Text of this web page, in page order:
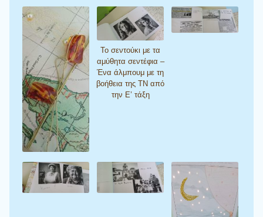
Το σεντούκι με τα
αμύθητα σεντέφια –
Ένα άλμπουμ με τη
βοήθεια της ΤΝ από
την Ε’ τάξη